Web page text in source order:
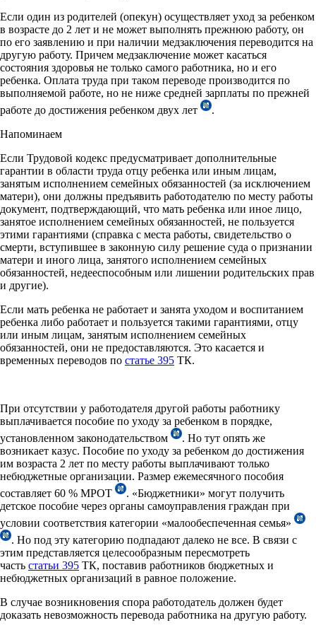
Если один из родителей (опекун) осуществляет уход за ребенком
в возрасте до 2 лет и не может выполнять прежнюю работу, он
по его заявлению и при наличии медзаключения переводится на
другую работу. Причем медзаключение может касаться
состояния здоровья не только самого работника, но и его
ребенка. Оплата труда при таком переводе производится по
выполняемой работе, но не ниже средней зарплаты по прежней
работе до достижения ребенком двух лет
.
Напоминаем
Если Трудовой кодекс предусматривает дополнительные
гарантии в области труда отцу ребенка или иным лицам,
занятым исполнением семейных обязанностей (за исключением
матери), они должны предъявить работодателю по месту работы
документ, подтверждающий, что мать ребенка или иное лицо,
занятое исполнением семейных обязанностей, не пользуется
этими гарантиями (справка с места работы, свидетельство о
смерти, вступившее в законную силу решение суда о признании
матери и иного лица, занятого исполнением семейных
обязанностей, недееспособным или лишении родительских прав
и другие).
Если мать ребенка не работает и занята уходом и воспитанием
ребенка либо работает и пользуется такими гарантиями, отцу
или иным лицам, занятым исполнением семейных
обязанностей, они не предоставляются. Это касается и
временных переводов по статье 395 ТК.
При отсутствии у работодателя другой работы работнику
выплачивается пособие по уходу за ребенком в порядке,
установленном законодательством
. Но тут опять же
возникает казус. Пособие по уходу за ребенком до достижения
им возраста 2 лет по месту работы выплачивают только
небюджетные организации. Размер ежемесячного пособия
составляет 60 % МРОТ
. «Бюджетники» могут получить
детское пособие через органы самоуправления граждан при
условии соответствия категории «малообеспеченная семья»
. Но под эту категорию подпадают далеко не все. В связи с
этим представляется целесообразным пересмотреть
часть статьи 395 ТК, поставив работников бюджетных и
небюджетных организаций в равное положение.
В случае возникновения спора работодатель должен будет
доказать невозможность перевода работника на другую работу.